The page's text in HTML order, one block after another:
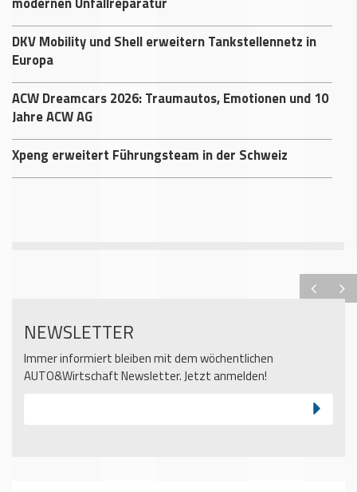
DKV Mobility und Shell erweitern Tankstellennetz in
Europa
ACW Dreamcars 2026: Traumautos, Emotionen und 10
Jahre ACW AG
Xpeng erweitert Führungsteam in der Schweiz
NEWSLETTER
Immer informiert bleiben mit dem wöchentlichen
AUTO&Wirtschaft Newsletter. Jetzt anmelden!